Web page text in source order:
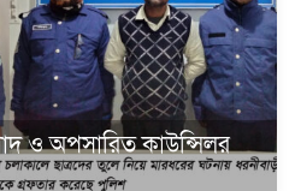
ও অপসারিত কাউন্সিলর